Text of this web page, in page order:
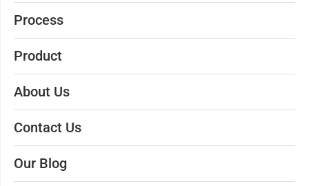
Process
Product
About Us
Contact Us
Our Blog